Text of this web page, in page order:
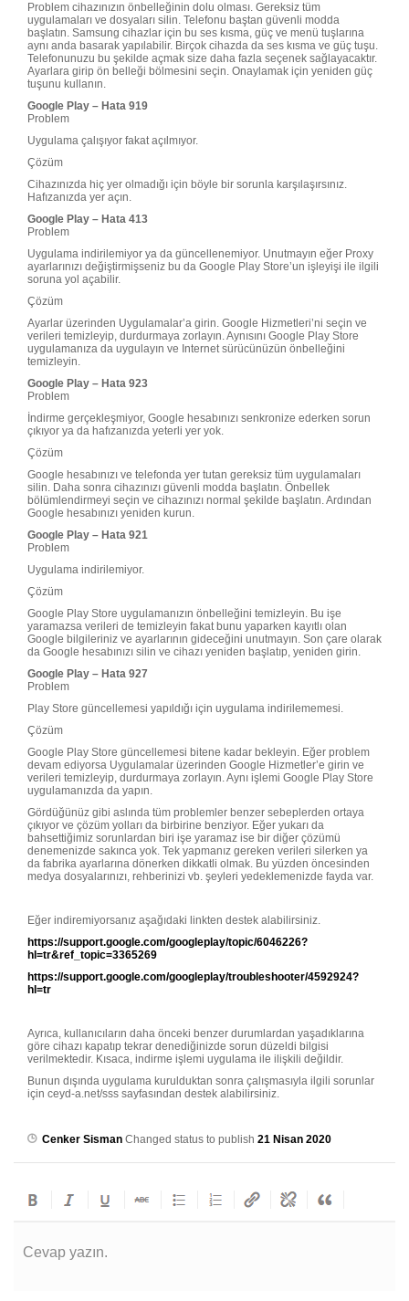
Problem cihazınızın önbelleğinin dolu olması. Gereksiz tüm
uygulamaları ve dosyaları silin. Telefonu baştan güvenli modda
başlatın. Samsung cihazlar için bu ses kısma, güç ve menü tuşlarına
aynı anda basarak yapılabilir. Birçok cihazda da ses kısma ve güç tuşu.
Telefonunuzu bu şekilde açmak size daha fazla seçenek sağlayacaktır.
Ayarlara girip ön belleği bölmesini seçin. Onaylamak için yeniden güç
tuşunu kullanın.
Google Play – Hata 919
Problem
Uygulama çalışıyor fakat açılmıyor.
Çözüm
Cihazınızda hiç yer olmadığı için böyle bir sorunla karşılaşırsınız.
Hafızanızda yer açın.
Google Play – Hata 413
Problem
Uygulama indirilemiyor ya da güncellenemiyor. Unutmayın eğer Proxy
ayarlarınızı değiştirmişseniz bu da Google Play Store’un işleyişi ile ilgili
soruna yol açabilir.
Çözüm
Ayarlar üzerinden Uygulamalar’a girin. Google Hizmetleri’ni seçin ve
verileri temizleyip, durdurmaya zorlayın. Aynısını Google Play Store
uygulamanıza da uygulayın ve Internet sürücünüzün önbelleğini
temizleyin.
Google Play – Hata 923
Problem
İndirme gerçekleşmiyor, Google hesabınızı senkronize ederken sorun
çıkıyor ya da hafızanızda yeterli yer yok.
Çözüm
Google hesabınızı ve telefonda yer tutan gereksiz tüm uygulamaları
silin. Daha sonra cihazınızı güvenli modda başlatın. Önbellek
bölümlendirmeyi seçin ve cihazınızı normal şekilde başlatın. Ardından
Google hesabınızı yeniden kurun.
Google Play – Hata 921
Problem
Uygulama indirilemiyor.
Çözüm
Google Play Store uygulamanızın önbelleğini temizleyin. Bu işe
yaramazsa verileri de temizleyin fakat bunu yaparken kayıtlı olan
Google bilgileriniz ve ayarlarının gideceğini unutmayın. Son çare olarak
da Google hesabınızı silin ve cihazı yeniden başlatıp, yeniden girin.
Google Play – Hata 927
Problem
Play Store güncellemesi yapıldığı için uygulama indirilememesi.
Çözüm
Google Play Store güncellemesi bitene kadar bekleyin. Eğer problem
devam ediyorsa Uygulamalar üzerinden Google Hizmetler’e girin ve
verileri temizleyip, durdurmaya zorlayın. Aynı işlemi Google Play Store
uygulamanızda da yapın.
Gördüğünüz gibi aslında tüm problemler benzer sebeplerden ortaya
çıkıyor ve çözüm yolları da birbirine benziyor. Eğer yukarı da
bahsettiğimiz sorunlardan biri işe yaramaz ise bir diğer çözümü
denemenizde sakınca yok. Tek yapmanız gereken verileri silerken ya
da fabrika ayarlarına dönerken dikkatli olmak. Bu yüzden öncesinden
medya dosyalarınızı, rehberinizi vb. şeyleri yedeklemenizde fayda var.
Eğer indiremiyorsanız aşağıdaki linkten destek alabilirsiniz.
https://support.google.com/googleplay/topic/6046226?
hl=tr&ref_topic=3365269
https://support.google.com/googleplay/troubleshooter/4592924?
hl=tr
Ayrıca, kullanıcıların daha önceki benzer durumlardan yaşadıklarına
göre cihazı kapatıp tekrar denediğinizde sorun düzeldi bilgisi
verilmektedir. Kısaca, indirme işlemi uygulama ile ilişkili değildir.
Bunun dışında uygulama kurulduktan sonra çalışmasıyla ilgili sorunlar
için ceyd-a.net/sss sayfasından destek alabilirsiniz.
Cenker Sisman Changed status to publish 21 Nisan 2020
Cevap yazın.